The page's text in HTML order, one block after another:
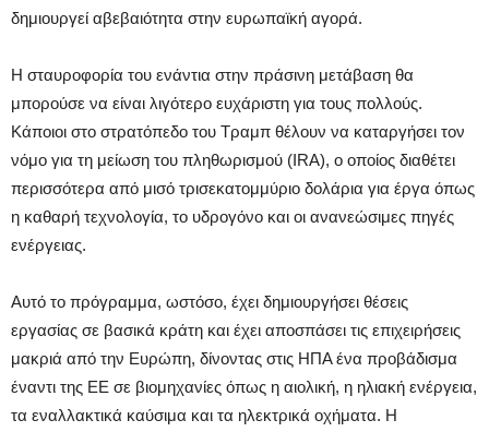
δημιουργεί αβεβαιότητα στην ευρωπαϊκή αγορά.
Η σταυροφορία του ενάντια στην πράσινη μετάβαση θα
μπορούσε να είναι λιγότερο ευχάριστη για τους πολλούς.
Κάποιοι στο στρατόπεδο του Τραμπ θέλουν να καταργήσει τον
νόμο για τη μείωση του πληθωρισμού (IRA), ο οποίος διαθέτει
περισσότερα από μισό τρισεκατομμύριο δολάρια για έργα όπως
η καθαρή τεχνολογία, το υδρογόνο και οι ανανεώσιμες πηγές
ενέργειας.
Αυτό το πρόγραμμα, ωστόσο, έχει δημιουργήσει θέσεις
εργασίας σε βασικά κράτη και έχει αποσπάσει τις επιχειρήσεις
μακριά από την Ευρώπη, δίνοντας στις ΗΠΑ ένα προβάδισμα
έναντι της ΕΕ σε βιομηχανίες όπως η αιολική, η ηλιακή ενέργεια,
τα εναλλακτικά καύσιμα και τα ηλεκτρικά οχήματα. Η